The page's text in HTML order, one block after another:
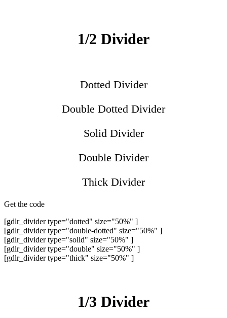
1/2 Divider
Dotted Divider
Double Dotted Divider
Solid Divider
Double Divider
Thick Divider
Get the code
[gdlr_divider type="dotted" size="50%" ]
[gdlr_divider type="double-dotted" size="50%" ]
[gdlr_divider type="solid" size="50%" ]
[gdlr_divider type="double" size="50%" ]
[gdlr_divider type="thick" size="50%" ]
1/3 Divider